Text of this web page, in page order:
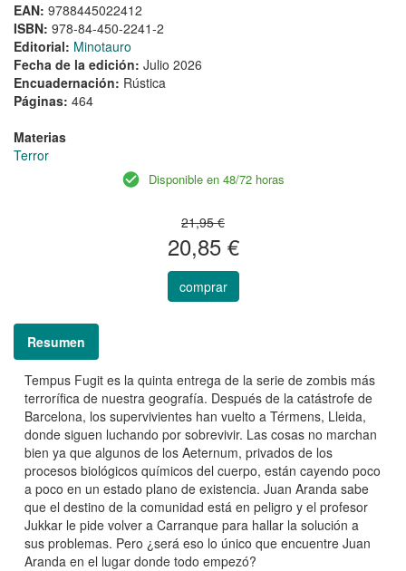
EAN: 9788445022412
ISBN: 978-84-450-2241-2
Editorial: Minotauro
Fecha de la edición: Julio 2026
Encuadernación: Rústica
Páginas: 464
Materias
Terror
Disponible en 48/72 horas
21,95 €
20,85 €
comprar
Resumen
Tempus Fugit es la quinta entrega de la serie de zombis más
terrorífica de nuestra geografía. Después de la catástrofe de
Barcelona, los supervivientes han vuelto a Térmens, Lleida,
donde siguen luchando por sobrevivir. Las cosas no marchan
bien ya que algunos de los Aeternum, privados de los
procesos biológicos químicos del cuerpo, están cayendo poco
a poco en un estado plano de existencia. Juan Aranda sabe
que el destino de la comunidad está en peligro y el profesor
Jukkar le pide volver a Carranque para hallar la solución a
sus problemas. Pero ¿será eso lo único que encuentre Juan
Aranda en el lugar donde todo empezó?